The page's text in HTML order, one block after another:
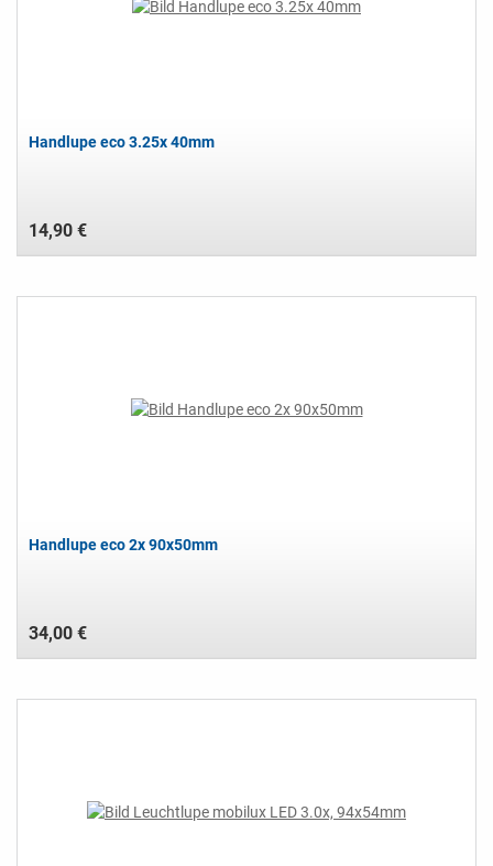
Handlupe eco 3.25x 40mm
14,90 €
Handlupe eco 2x 90x50mm
34,00 €